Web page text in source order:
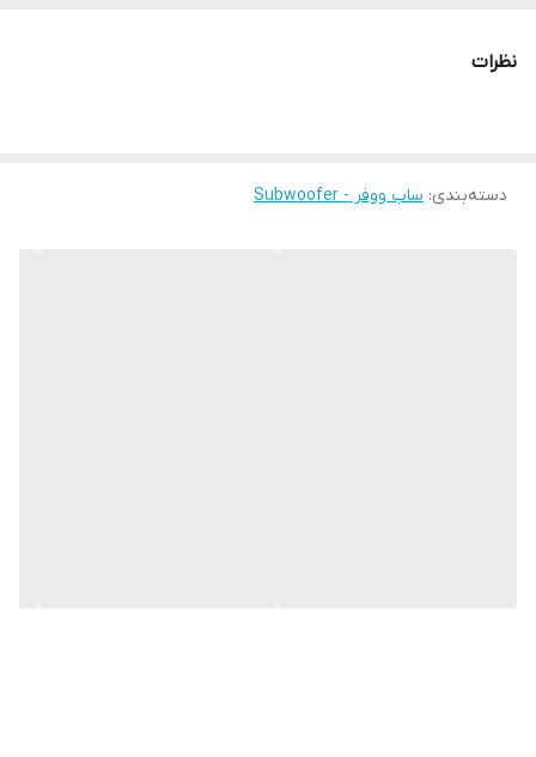
با کیفیت ساخت قابل قبول هستیم.
نظرات
دسته‌بندی: ساب ووفر - Subwoofer